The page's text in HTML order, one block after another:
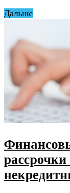
Дальше